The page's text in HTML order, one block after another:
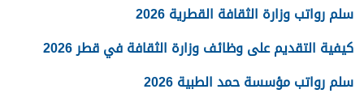
سلم رواتب وزارة الثقافة القطرية 2026
كيفية التقديم على وظائف وزارة الثقافة في قطر 2026
سلم رواتب مؤسسة حمد الطبية 2026